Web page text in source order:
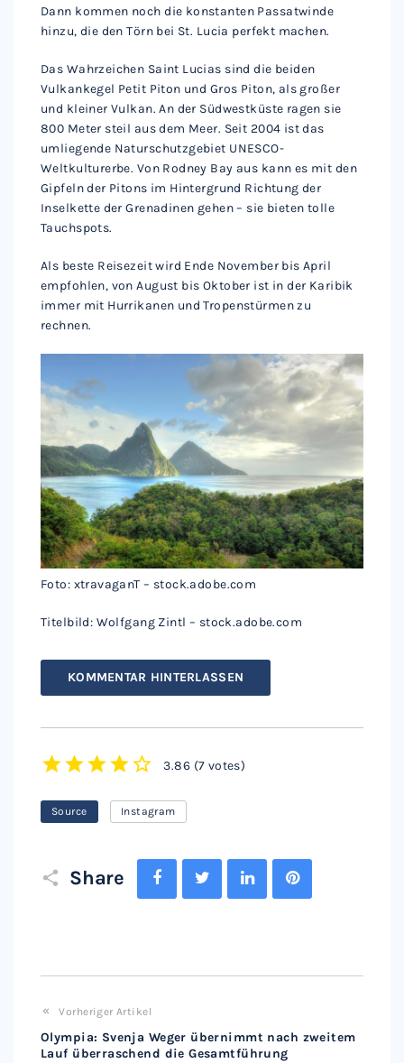
Dann kommen noch die konstanten Passatwinde
hinzu, die den Törn bei St. Lucia perfekt machen.
Das Wahrzeichen Saint Lucias sind die beiden
Vulkankegel Petit Piton und Gros Piton, als großer
und kleiner Vulkan. An der Südwestküste ragen sie
800 Meter steil aus dem Meer. Seit 2004 ist das
umliegende Naturschutzgebiet UNESCO-
Weltkulturerbe. Von Rodney Bay aus kann es mit den
Gipfeln der Pitons im Hintergrund Richtung der
Inselkette der Grenadinen gehen – sie bieten tolle
Tauchspots.
Als beste Reisezeit wird Ende November bis April
empfohlen, von August bis Oktober ist in der Karibik
immer mit Hurrikanen und Tropenstürmen zu
rechnen.
Foto: xtravaganT – stock.adobe.com
Titelbild: Wolfgang Zintl – stock.adobe.com
KOMMENTAR HINTERLASSEN
3.86 (7 votes)
Source Instagram
Share
FacebookTwitter LinkedIn
Vorheriger Artikel
Olympia: Svenja Weger übernimmt nach zweitem
Lauf überraschend die Gesamtführung